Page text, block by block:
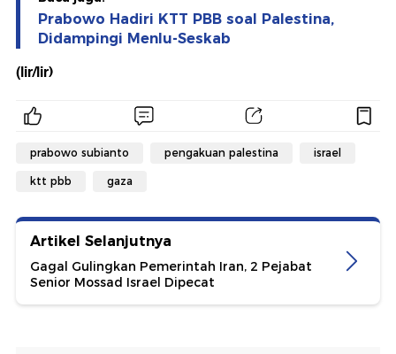
Prabowo Hadiri KTT PBB soal Palestina,
Didampingi Menlu-Seskab
(lir/lir)
prabowo subianto pengakuan palestina israel
ktt pbb gaza
Artikel Selanjutnya
Gagal Gulingkan Pemerintah Iran, 2 Pejabat
Senior Mossad Israel Dipecat